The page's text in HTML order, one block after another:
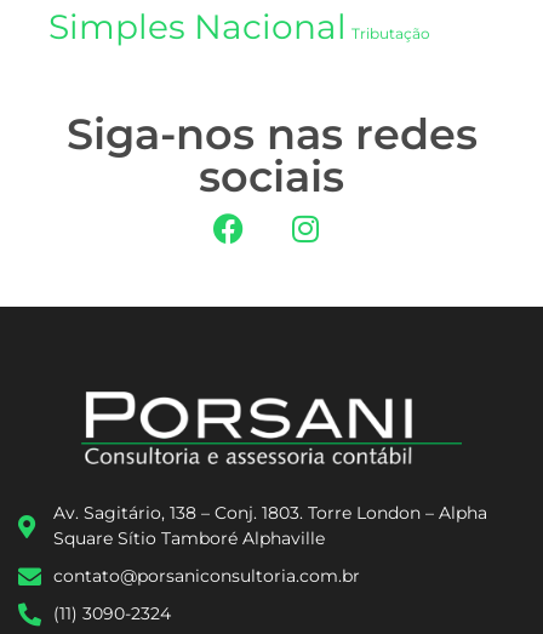
Simples Nacional Tributação
Siga-nos nas redes
sociais
Av. Sagitário, 138 – Conj. 1803. Torre London – Alpha
Square Sítio Tamboré Alphaville
contato@porsaniconsultoria.com.br
(11) 3090-2324